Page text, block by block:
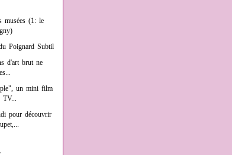
musées (1: le
Poignard Subtil
d'art brut ne
un mini film
TV...
pour découvrir